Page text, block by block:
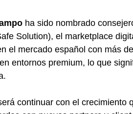
ha sido nombrado
Solution), el marketplace
el mercado español con más
entornos premium, lo que
continuar con el crecimiento